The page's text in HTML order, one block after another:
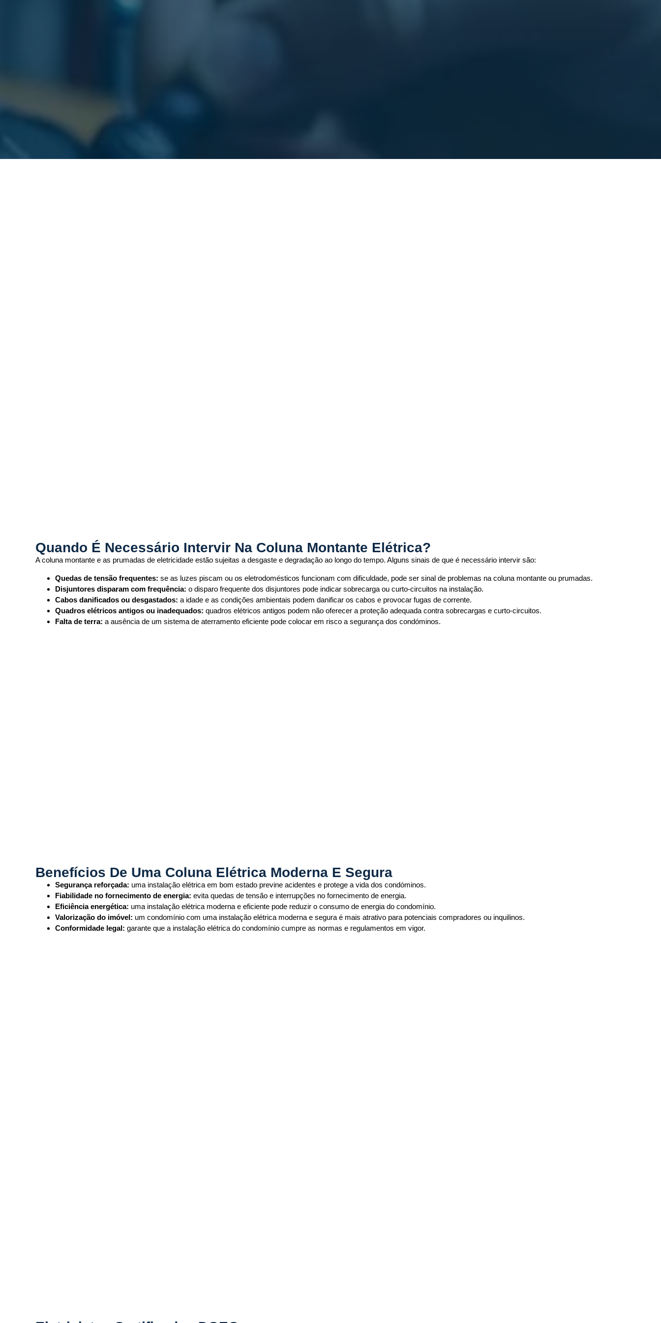
Quando É Necessário Intervir Na Coluna Montante Elétrica?
A coluna montante e as prumadas de eletricidade estão sujeitas a desgaste e degradação ao longo do tempo. Alguns sinais de que é necessário intervir são:
Quedas de tensão frequentes: se as luzes piscam ou os eletrodomésticos funcionam com dificuldade, pode ser sinal de problemas na coluna montante ou prumadas.
Disjuntores disparam com frequência: o disparo frequente dos disjuntores pode indicar sobrecarga ou curto-circuitos na instalação.
Cabos danificados ou desgastados: a idade e as condições ambientais podem danificar os cabos e provocar fugas de corrente.
Quadros elétricos antigos ou inadequados: quadros elétricos antigos podem não oferecer a proteção adequada contra sobrecargas e curto-circuitos.
Falta de terra: a ausência de um sistema de aterramento eficiente pode colocar em risco a segurança dos condóminos.
Benefícios De Uma Coluna Elétrica Moderna E Segura
Segurança reforçada: uma instalação elétrica em bom estado previne acidentes e protege a vida dos condóminos.
Fiabilidade no fornecimento de energia: evita quedas de tensão e interrupções no fornecimento de energia.
Eficiência energética: uma instalação elétrica moderna e eficiente pode reduzir o consumo de energia do condomínio.
Valorização do imóvel: um condomínio com uma instalação elétrica moderna e segura é mais atrativo para potenciais compradores ou inquilinos.
Conformidade legal: garante que a instalação elétrica do condomínio cumpre as normas e regulamentos em vigor.